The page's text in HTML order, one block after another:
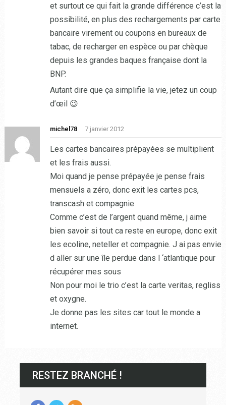
et surtout ce qui fait la grande différence c’est la
possibilité, en plus des rechargements par carte
bancaire virement ou coupons en bureaux de
tabac, de recharger en espèce ou par chèque
depuis les grandes baques française dont la
BNP.
Autant dire que ça simplifie la vie, jetez un coup
d’œil 😉
michel78 7 janvier 2012
Les cartes bancaires prépayées se multiplient
et les frais aussi.
Moi quand je pense prépayée je pense frais
mensuels a zéro, donc exit les cartes pcs,
transcash et compagnie
Comme c’est de l’argent quand même, j aime
bien savoir si tout ca reste en europe, donc exit
les ecoline, neteller et compagnie. J ai pas envie
d aller sur une île perdue dans l ‘atlantique pour
récupérer mes sous
Non pour moi le trio c’est la carte veritas, regliss
et oxygne.
Je donne pas les sites car tout le monde a
internet.
RESTEZ BRANCHÉ !